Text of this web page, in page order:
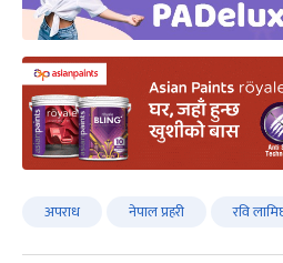
अपराध नेपाल प्रहरी रवि